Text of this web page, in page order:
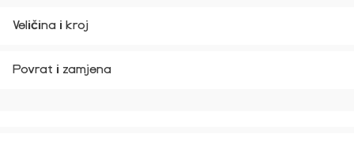
Veličina i kroj
Povrat i zamjena